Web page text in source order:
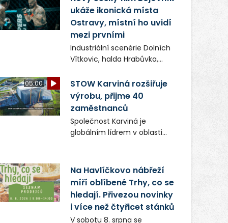
vykonstruované řízení, při
realizaci OVS na heřmanické
haldě postupovala v souladu
se zákonem a zadáním
státního podniku DIAMO a v
této souvislosti nelze hovořit
počátku označovala řízení
ČIŽP za nezákonné a
domáhala se práva na
spravedlivý správní proces.
ukáže ikonická místa
Ostravy, místní ho uvidí
mezi prvními
Industriální scenérie Dolních
Vítkovic, halda Hrabůvka,
ikonická místa Ostravy se
objeví v novém filmu
Bojovník, který vstoupí do kin
Frič a Tomáš Dianiška si
moravskoslezskou metropoli
přirozenou součástí příběhu
bývalého boxerského
šampiona Hoffa (Milan
Ondrík), jenž se po letech
vrací do světa vrcholových
05:00
STOW Karviná rozšiřuje
výrobu, přijme 40
zaměstnanců
Společnost Karviná je
globálním lídrem v oblasti
zaměstnavatelem na
Karvinsku a firmou s
obrovským potenciálem.
Na Havlíčkovo nábřeží
míří oblíbené Trhy, co se
hledají. Přivezou novinky
i více než čtyřicet stánků
V sobotu 8. srpna se